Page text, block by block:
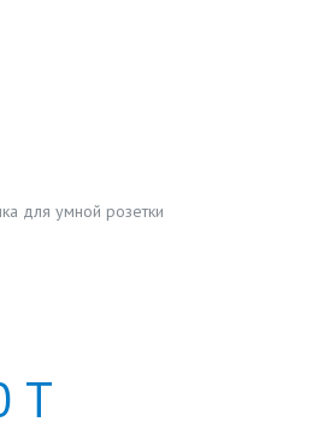
для умной розетки
Т